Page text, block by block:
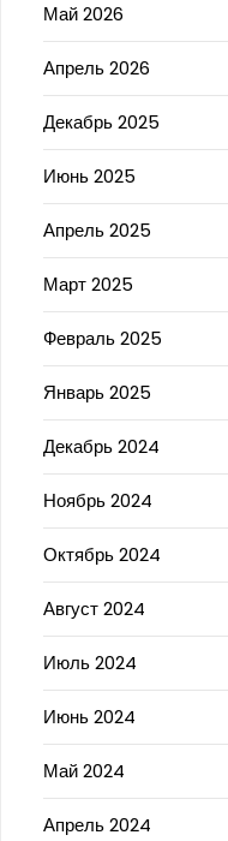
Май 2026
Апрель 2026
Декабрь 2025
Июнь 2025
Апрель 2025
Март 2025
Февраль 2025
Январь 2025
Декабрь 2024
Ноябрь 2024
Октябрь 2024
Август 2024
Июль 2024
Июнь 2024
Май 2024
Апрель 2024